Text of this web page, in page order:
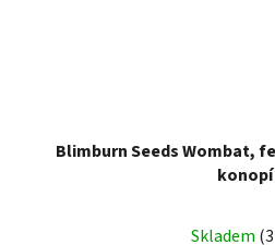
Blimburn Seeds Wombat,
konopí
Skladem